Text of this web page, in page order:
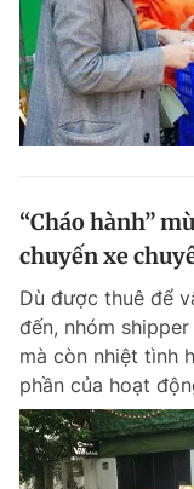
“Cháo hành”
chuyến xe
Dù được thuê để
đến, nhóm
mà còn nhiệt tình
phần của hoạt